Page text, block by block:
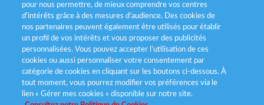
Services consommateurs
Déclaration d’accessibilité
pour nous permettre, de mieux comprendre vos centres
d'intérêts grâce à des mesures d’audience. Des cookies de
nos partenaires peuvent également être utilisés pour établir
un profil de vos intérêts et vous proposer des publicités
personnalisées. Vous pouvez accepter l’utilisation de ces
cookies ou aussi personnaliser votre consentement par
catégorie de cookies en cliquant sur les boutons ci-dessous. À
tout moment, vous pourrez modifier vos préférences via le
lien « Gérer mes cookies » disponible sur notre site.